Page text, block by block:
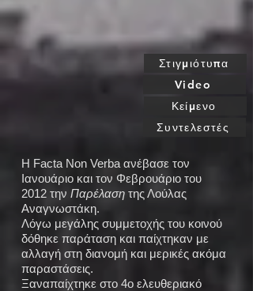
Στιγμιότυπα
Video
Κείμενο
Συντελεστές
Η Facta Non Verba ανέβασε τον
Ιανουάριο και τον Φεβρουάριο του
2012 την Παρέλαση της Λούλας
Αναγνωστάκη.
Λόγω μεγάλης συμμετοχής του κοινού
δόθηκε παράταση και παίχτηκαν με
αλλαγή στη διανομή και μερικές ακόμα
παραστάσεις.
Ξαναπαίχτηκε στο 4ο ελευθεριακό